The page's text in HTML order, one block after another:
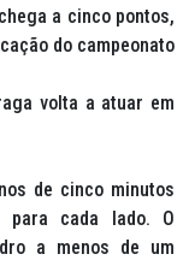
a cinco pontos,
do campeonato
volta a atuar em
de cinco minutos
para cada lado. O
a menos de um